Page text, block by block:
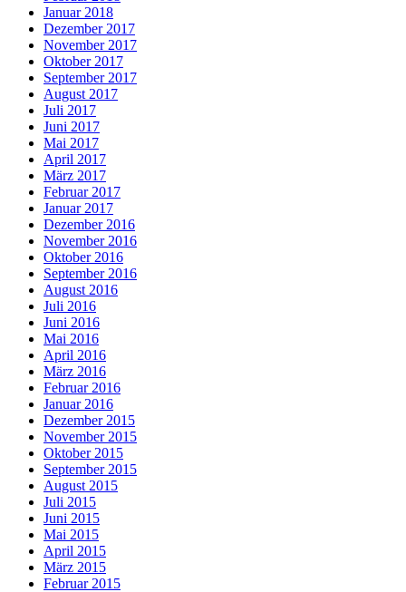
Januar 2018
Dezember 2017
November 2017
Oktober 2017
September 2017
August 2017
Juli 2017
Juni 2017
Mai 2017
April 2017
März 2017
Februar 2017
Januar 2017
Dezember 2016
November 2016
Oktober 2016
September 2016
August 2016
Juli 2016
Juni 2016
Mai 2016
April 2016
März 2016
Februar 2016
Januar 2016
Dezember 2015
November 2015
Oktober 2015
September 2015
August 2015
Juli 2015
Juni 2015
Mai 2015
April 2015
März 2015
Februar 2015